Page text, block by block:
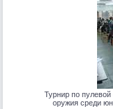
Турнир по пулевой
оружия среди